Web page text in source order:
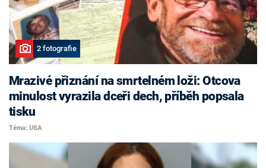
2 fotografie
Mrazivé přiznání na smrtelném loži: Otcova
minulost vyrazila dceři dech, příběh popsala
tisku
Téma: USA